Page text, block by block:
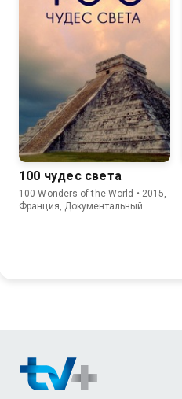
100 чудес света
100 Wonders of the World • 2015,
Франция, Документальный